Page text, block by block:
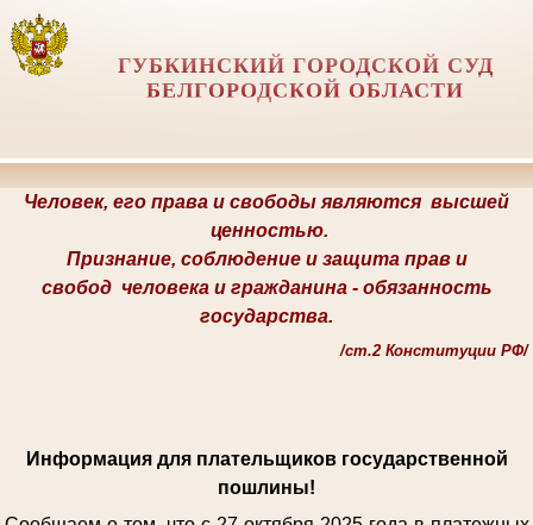
ГУБКИНСКИЙ ГОРОДСКОЙ СУД
БЕЛГОРОДСКОЙ ОБЛАСТИ
Человек, его права и свободы являются высшей
ценностью.
Признание, соблюдение и защита прав и
свобод человека и гражданина - обязанность
государства.
/ст.2 Конституции РФ/
Информация для плательщиков государственной
пошлины!